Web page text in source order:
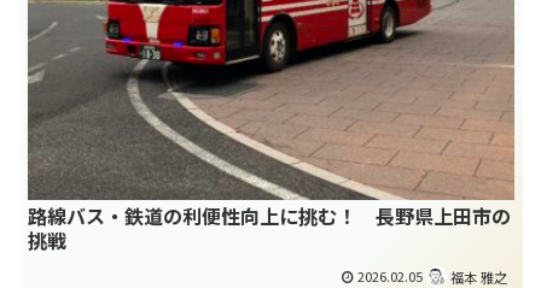
路線バス・鉄道の利便性向上に挑む！ 長野県上田市の
挑戦
2026.02.05 福本 雅之